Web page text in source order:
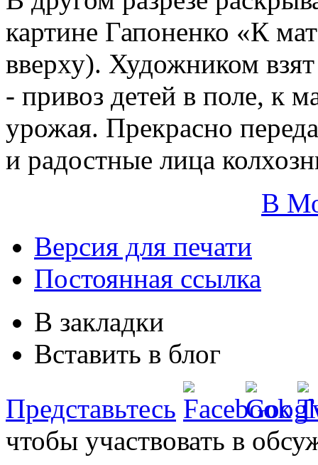
картине Гапоненко «К
вверху). Художником
- привоз детей в поле, к
урожая. Прекрасно
и радостные лица
В
Версия для печати
Постоянная ссылка
В закладки
Вставить в блог
Представьтесь
чтобы участвовать в